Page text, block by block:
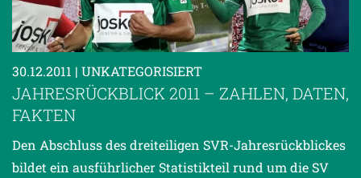
30.12.2011 | UNKATEGORISIERT
JAHRESRÜCKBLICK 2011 – ZAHLEN, DATEN,
FAKTEN
Den Abschluss des dreiteiligen SVR-Jahresrückblickes
bildet ein ausführlicher Statistikteil rund um die SV